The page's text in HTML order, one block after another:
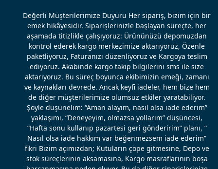
Değerli Müşterilerimize Duyuru Her sipariş, bizim için bir
emek hikâyesidir. Siparişlerinizle başlayan süreçte, her
aşamada titizlikle çalışıyoruz: Ürününüzü depomuzdan
kontrol ederek kargo merkezimize aktarıyoruz, Özenle
paketliyoruz, Faturanızı düzenliyoruz ve Kargoya teslim
ediyoruz. Akabinde kargo takip bilgilerini sms ile size
aktarıyoruz. Bu süreç boyunca ekibimizin emeği, zamanı
ve kaynakları devrede. Ancak keyfi iadeler, hem bize hem
de diğer müşterilerimize olumsuz etkiler yaratabiliyor.
Şöyle düşünelim: “Aman alayım, nasıl olsa iade ederim”
yaklaşımı, “Deneyeyim, olmazsa yollarım” düşüncesi,
“Hafta sonu kullanıp pazartesi geri gönderirim” planı, “
Nasıl olsa iade hakkım var beğenmezsem iade ederim”
fikri Bizim açımızdan; Kutuların çöpe gitmesine, Depo ve
stok süreçlerinin aksamasına, Kargo masraflarının boşa